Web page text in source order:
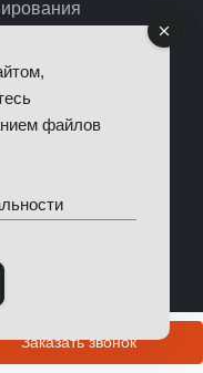
Заказать звонок
файлов